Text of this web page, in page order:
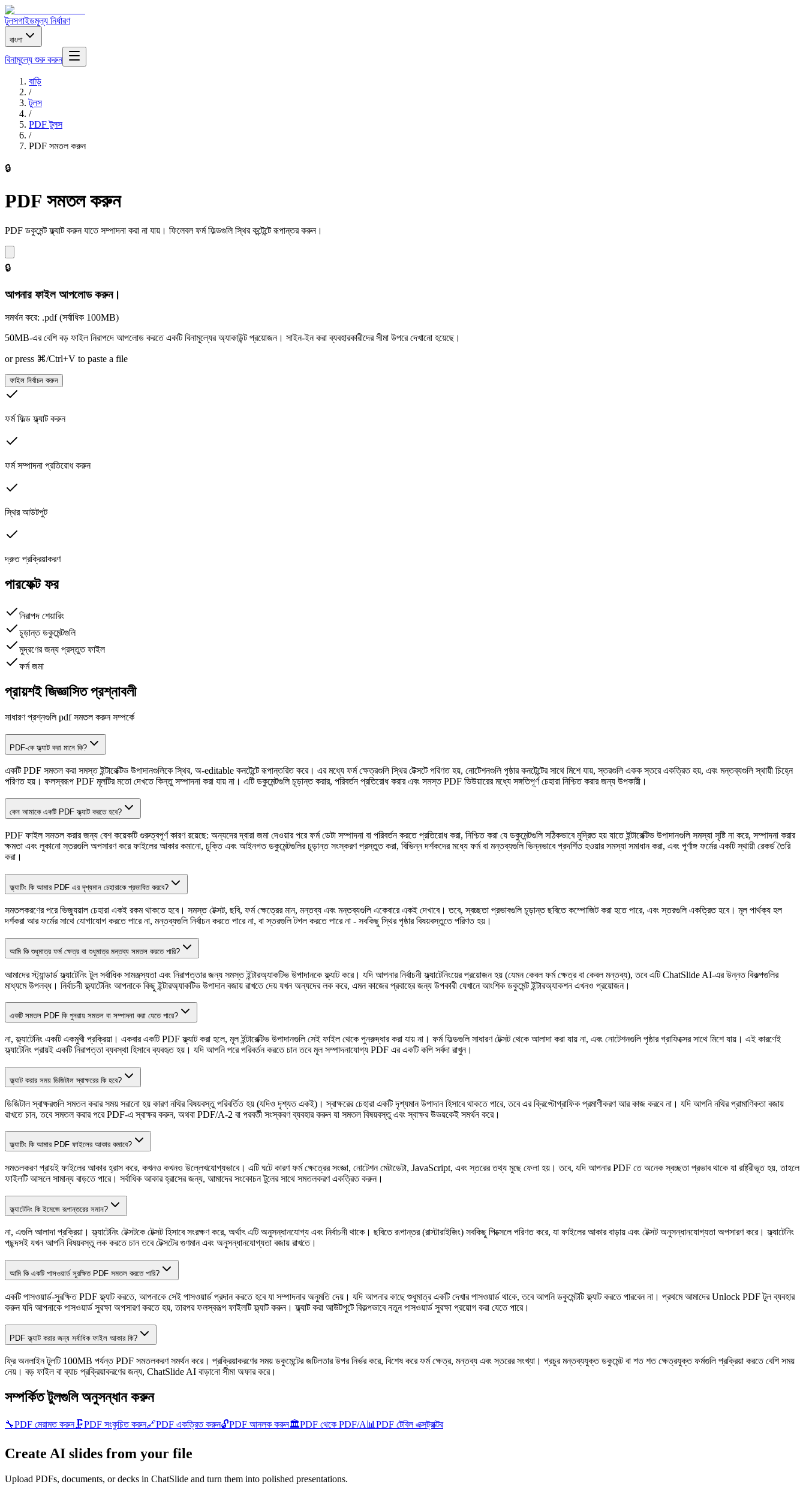
টুলসগাইডমূল্য নির্ধারণ
বাংলা
বিনামূল্যে শুরু করুন
বাড়ি
/
টুলস
/
PDF টুলস
/
PDF সমতল করুন
🔒
PDF সমতল করুন
PDF ডকুমেন্ট ফ্ল্যাট করুন যাতে সম্পাদনা করা না যায়। ফিলেবল ফর্ম ফিল্ডগুলি স্থির কন্টেন্টে রূপান্তর করুন।
🔒
আপনার ফাইল আপলোড করুন।
সমর্থন করে: .pdf (সর্বাধিক 100MB)
50MB-এর বেশি বড় ফাইল নিরাপদে আপলোড করতে একটি বিনামূল্যের অ্যাকাউন্ট প্রয়োজন। সাইন-ইন করা ব্যবহারকারীদের সীমা উপরে দেখানো হয়েছে।
or press ⌘/Ctrl+V to paste a file
ফাইল নির্বাচন করুন
ফর্ম ফিল্ড ফ্ল্যাট করুন
ফর্ম সম্পাদনা প্রতিরোধ করুন
স্থির আউটপুট
দ্রুত প্রক্রিয়াকরণ
পারফেক্ট ফর
নিরাপদ শেয়ারিং
চূড়ান্ত ডকুমেন্টগুলি
মুদ্রণের জন্য প্রস্তুত ফাইল
ফর্ম জমা
প্রায়শই জিজ্ঞাসিত প্রশ্নাবলী
সাধারণ প্রশ্নগুলি pdf সমতল করুন সম্পর্কে
PDF-কে ফ্ল্যাট করা মানে কি?
একটি PDF সমতল করা সমস্ত ইন্টারেক্টিভ উপাদানগুলিকে স্থির, অ-editable কনটেন্টে রূপান্তরিত করে। এর মধ্যে ফর্ম ক্ষেত্রগুলি স্থির টেক্সটে পরিণত হয়, নোটেশনগুলি পৃষ্ঠার কনটেন্টের সাথে মিশে যায়, স্তরগুলি একক স্তরে একত্রিত হয়, এবং মন্তব্যগুলি স্থায়ী চিহ্নে
পরিণত হয়। ফলস্বরূপ PDF মূলটির মতো দেখতে কিন্তু সম্পাদনা করা যায় না। এটি ডকুমেন্টগুলি চূড়ান্ত করার, পরিবর্তন প্রতিরোধ করার এবং সমস্ত PDF ভিউয়ারের মধ্যে সঙ্গতিপূর্ণ চেহারা নিশ্চিত করার জন্য উপকারী।
কেন আমাকে একটি PDF ফ্ল্যাট করতে হবে?
PDF ফাইল সমতল করার জন্য বেশ কয়েকটি গুরুত্বপূর্ণ কারণ রয়েছে: অন্যদের দ্বারা জমা দেওয়ার পরে ফর্ম ডেটা সম্পাদনা বা পরিবর্তন করতে প্রতিরোধ করা, নিশ্চিত করা যে ডকুমেন্টগুলি সঠিকভাবে মুদ্রিত হয় যাতে ইন্টারেক্টিভ উপাদানগুলি সমস্যা সৃষ্টি না করে, সম্পাদনা করার
ক্ষমতা এবং লুকানো স্তরগুলি অপসারণ করে ফাইলের আকার কমানো, চুক্তি এবং আইনগত ডকুমেন্টগুলির চূড়ান্ত সংস্করণ প্রস্তুত করা, বিভিন্ন দর্শকদের মধ্যে ফর্ম বা মন্তব্যগুলি ভিন্নভাবে প্রদর্শিত হওয়ার সমস্যা সমাধান করা, এবং পূর্ণাঙ্গ ফর্মের একটি স্থায়ী রেকর্ড তৈরি
করা।
ফ্ল্যাটিং কি আমার PDF এর দৃশ্যমান চেহারাকে প্রভাবিত করবে?
সমতলকরণের পরে ভিজ্যুয়াল চেহারা একই রকম থাকতে হবে। সমস্ত টেক্সট, ছবি, ফর্ম ক্ষেত্রের মান, মন্তব্য এবং মন্তব্যগুলি একেবারে একই দেখাবে। তবে, স্বচ্ছতা প্রভাবগুলি চূড়ান্ত ছবিতে কম্পোজিট করা হতে পারে, এবং স্তরগুলি একত্রিত হবে। মূল পার্থক্য হল
দর্শকরা আর ফর্মের সাথে যোগাযোগ করতে পারে না, মন্তব্যগুলি নির্বাচন করতে পারে না, বা স্তরগুলি টগল করতে পারে না - সবকিছু স্থির পৃষ্ঠার বিষয়বস্তুতে পরিণত হয়।
আমি কি শুধুমাত্র ফর্ম ক্ষেত্র বা শুধুমাত্র মন্তব্য সমতল করতে পারি?
আমাদের স্ট্যান্ডার্ড ফ্ল্যাটেনিং টুল সর্বাধিক সামঞ্জস্যতা এবং নিরাপত্তার জন্য সমস্ত ইন্টারঅ্যাকটিভ উপাদানকে ফ্ল্যাট করে। যদি আপনার নির্বাচনী ফ্ল্যাটেনিংয়ের প্রয়োজন হয় (যেমন কেবল ফর্ম ক্ষেত্র বা কেবল মন্তব্য), তবে এটি ChatSlide AI-এর উন্নত বিকল্পগুলির
মাধ্যমে উপলব্ধ। নির্বাচনী ফ্ল্যাটেনিং আপনাকে কিছু ইন্টারঅ্যাকটিভ উপাদান বজায় রাখতে দেয় যখন অন্যদের লক করে, এমন কাজের প্রবাহের জন্য উপকারী যেখানে আংশিক ডকুমেন্ট ইন্টারঅ্যাকশন এখনও প্রয়োজন।
একটি সমতল PDF কি পুনরায় সমতল বা সম্পাদনা করা যেতে পারে?
না, ফ্ল্যাটেনিং একটি একমুখী প্রক্রিয়া। একবার একটি PDF ফ্ল্যাট করা হলে, মূল ইন্টারেক্টিভ উপাদানগুলি সেই ফাইল থেকে পুনরুদ্ধার করা যায় না। ফর্ম ফিল্ডগুলি সাধারণ টেক্সট থেকে আলাদা করা যায় না, এবং নোটেশনগুলি পৃষ্ঠার গ্রাফিক্সের সাথে মিশে যায়। এই কারণেই
ফ্ল্যাটেনিং প্রায়ই একটি নিরাপত্তা ব্যবস্থা হিসাবে ব্যবহৃত হয়। যদি আপনি পরে পরিবর্তন করতে চান তবে মূল সম্পাদনাযোগ্য PDF এর একটি কপি সর্বদা রাখুন।
ফ্ল্যাট করার সময় ডিজিটাল স্বাক্ষরের কি হবে?
ডিজিটাল স্বাক্ষরগুলি সমতল করার সময় সরানো হয় কারণ নথির বিষয়বস্তু পরিবর্তিত হয় (যদিও দৃশ্যত একই)। স্বাক্ষরের চেহারা একটি দৃশ্যমান উপাদান হিসাবে থাকতে পারে, তবে এর ক্রিপ্টোগ্রাফিক প্রমাণীকরণ আর কাজ করবে না। যদি আপনি নথির প্রামাণিকতা বজায়
রাখতে চান, তবে সমতল করার পরে PDF-এ স্বাক্ষর করুন, অথবা PDF/A-2 বা পরবর্তী সংস্করণ ব্যবহার করুন যা সমতল বিষয়বস্তু এবং স্বাক্ষর উভয়কেই সমর্থন করে।
ফ্ল্যাটিং কি আমার PDF ফাইলের আকার কমাবে?
সমতলকরণ প্রায়ই ফাইলের আকার হ্রাস করে, কখনও কখনও উল্লেখযোগ্যভাবে। এটি ঘটে কারণ ফর্ম ক্ষেত্রের সংজ্ঞা, নোটেশন মেটাডেটা, JavaScript, এবং স্তরের তথ্য মুছে ফেলা হয়। তবে, যদি আপনার PDF তে অনেক স্বচ্ছতা প্রভাব থাকে যা রাষ্ট্রীভূত হয়, তাহলে
ফাইলটি আসলে সামান্য বাড়তে পারে। সর্বাধিক আকার হ্রাসের জন্য, আমাদের সংকোচন টুলের সাথে সমতলকরণ একত্রিত করুন।
ফ্ল্যাটেনিং কি ইমেজে রূপান্তরের সমান?
না, এগুলি আলাদা প্রক্রিয়া। ফ্ল্যাটেনিং টেক্সটকে টেক্সট হিসাবে সংরক্ষণ করে, অর্থাৎ এটি অনুসন্ধানযোগ্য এবং নির্বাচনী থাকে। ছবিতে রূপান্তর (রাস্টারাইজিং) সবকিছু পিক্সেলে পরিণত করে, যা ফাইলের আকার বাড়ায় এবং টেক্সট অনুসন্ধানযোগ্যতা অপসারণ করে। ফ্ল্যাটেনিং
পছন্দসই যখন আপনি বিষয়বস্তু লক করতে চান তবে টেক্সটের গুণমান এবং অনুসন্ধানযোগ্যতা বজায় রাখতে।
আমি কি একটি পাসওয়ার্ড সুরক্ষিত PDF সমতল করতে পারি?
একটি পাসওয়ার্ড-সুরক্ষিত PDF ফ্ল্যাট করতে, আপনাকে সেই পাসওয়ার্ড প্রদান করতে হবে যা সম্পাদনার অনুমতি দেয়। যদি আপনার কাছে শুধুমাত্র একটি দেখার পাসওয়ার্ড থাকে, তবে আপনি ডকুমেন্টটি ফ্ল্যাট করতে পারবেন না। প্রথমে আমাদের Unlock PDF টুল ব্যবহার
করুন যদি আপনাকে পাসওয়ার্ড সুরক্ষা অপসারণ করতে হয়, তারপর ফলস্বরূপ ফাইলটি ফ্ল্যাট করুন। ফ্ল্যাট করা আউটপুটে বিকল্পভাবে নতুন পাসওয়ার্ড সুরক্ষা প্রয়োগ করা যেতে পারে।
PDF ফ্ল্যাট করার জন্য সর্বাধিক ফাইল আকার কি?
ফ্রি অনলাইন টুলটি 100MB পর্যন্ত PDF সমতলকরণ সমর্থন করে। প্রক্রিয়াকরণের সময় ডকুমেন্টের জটিলতার উপর নির্ভর করে, বিশেষ করে ফর্ম ক্ষেত্র, মন্তব্য এবং স্তরের সংখ্যা। প্রচুর মন্তব্যযুক্ত ডকুমেন্ট বা শত শত ক্ষেত্রযুক্ত ফর্মগুলি প্রক্রিয়া করতে বেশি সময়
নেয়। বড় ফাইল বা ব্যাচ প্রক্রিয়াকরণের জন্য, ChatSlide AI বাড়ানো সীমা অফার করে।
সম্পর্কিত টুলগুলি অনুসন্ধান করুন
🔧PDF মেরামত করুন🗜️PDF সংকুচিত করুন🔗PDF একত্রিত করুন🔓PDF আনলক করুন🏛️PDF থেকে PDF/A📊 PDF টেবিল এক্সট্রাক্টর
Create AI slides from your file
Upload PDFs, documents, or decks in ChatSlide and turn them into polished presentations.